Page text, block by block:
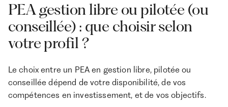
PEA gestion libre ou pilotée (ou
conseillée) : que choisir selon
votre profil ?
Le choix entre un PEA en gestion libre, pilotée ou
conseillée dépend de votre disponibilité, de vos
compétences en investissement, et de vos objectifs.